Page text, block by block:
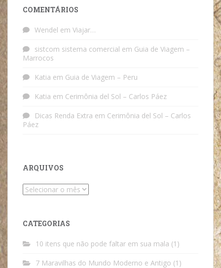
COMENTÁRIOS
Wendel em Viajar…
sistcom sistema comercial em Guia de Viagem –
Marrocos
Katia em Guia de Viagem – Peru
Katia em Cerimônia del Sol – Carlos Páez
Dicas Renda Extra em Cerimônia del Sol – Carlos
Páez
ARQUIVOS
Arquivos
CATEGORIAS
10 itens que não pode faltar em sua mala (1)
7 Maravilhas do Mundo Moderno e Antigo (1)